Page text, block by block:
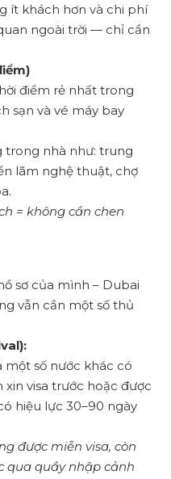
ít khách hơn và chi phí
ngoài trời — chỉ cần
điểm rẻ nhất trong
sạn và vé máy bay
trong nhà như: trung
lãm nghệ thuật, chợ
= không cần chen
sơ của mình – Dubai
vẫn cần một số thủ
một số nước khác có
visa trước hoặc được
hiệu lực 30–90 ngày
được miễn visa, còn
qua quầy nhập cảnh